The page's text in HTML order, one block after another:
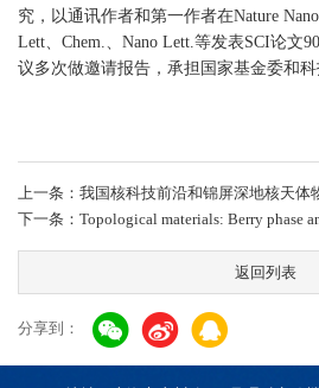
究，以通讯作者和第一作者在Nature
Lett、Chem.、Nano Lett.等发表SCI论文
议多次做邀请报告，承担国家基金委和科
上一条：我国核科技前沿和锦屏深地核天体
下一条：Topological materials: Berry phase
返回列表
分享到：